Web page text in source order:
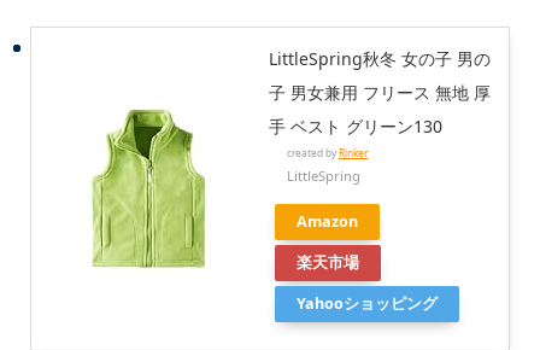
LittleSpring秋冬 女の子 男の
子 男女兼用 フリース 無地 厚
手 ベスト グリーン130
created byRinker
LittleSpring
Amazon
楽天市場
Yahooショッピング